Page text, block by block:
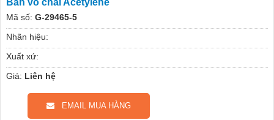
Mã số: G-29465-5
Nhãn hiệu:
Xuất xứ:
Giá: Liên hệ
EMAIL MUA HÀNG